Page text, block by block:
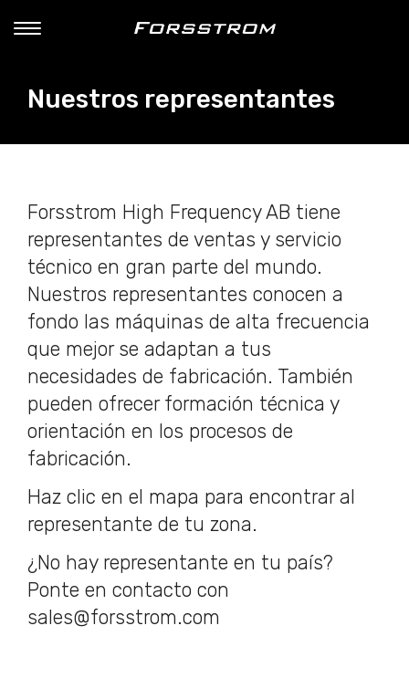
Nuestros representantes
Forsstrom High Frequency AB tiene
representantes de ventas y servicio
técnico en gran parte del mundo.
Nuestros representantes conocen a
fondo las máquinas de alta frecuencia
que mejor se adaptan a tus
necesidades de fabricación. También
pueden ofrecer formación técnica y
orientación en los procesos de
fabricación.
Haz clic en el mapa para encontrar al
representante de tu zona.
¿No hay representante en tu país?
Ponte en contacto con
sales@forsstrom.com